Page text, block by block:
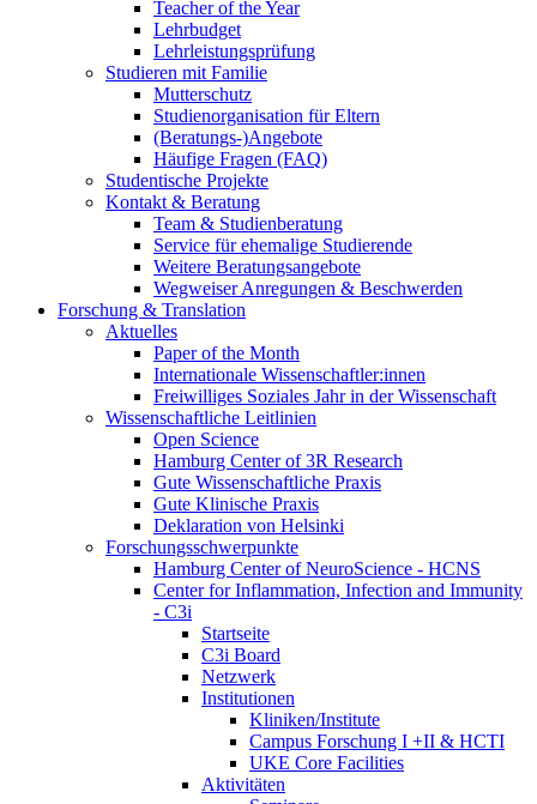
Teacher of the Year
Lehrbudget
Lehrleistungsprüfung
Studieren mit Familie
Mutterschutz
Studienorganisation für Eltern
(Beratungs-)Angebote
Häufige Fragen (FAQ)
Studentische Projekte
Kontakt & Beratung
Team & Studienberatung
Service für ehemalige Studierende
Weitere Beratungsangebote
Wegweiser Anregungen & Beschwerden
Forschung & Translation
Aktuelles
Paper of the Month
Internationale Wissenschaftler:innen
Freiwilliges Soziales Jahr in der Wissenschaft
Wissenschaftliche Leitlinien
Open Science
Hamburg Center of 3R Research
Gute Wissenschaftliche Praxis
Gute Klinische Praxis
Deklaration von Helsinki
Forschungsschwerpunkte
Hamburg Center of NeuroScience - HCNS
Center for Inflammation, Infection and Immunity
- C3i
Startseite
C3i Board
Netzwerk
Institutionen
Kliniken/Institute
Campus Forschung I +II & HCTI
UKE Core Facilities
Aktivitäten